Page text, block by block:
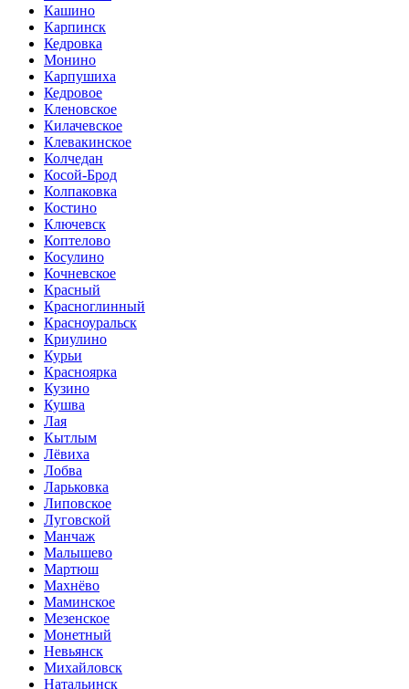
Кашино
Карпинск
Кедровка
Монино
Карпушиха
Кедровое
Кленовское
Килачевское
Клевакинское
Колчедан
Косой-Брод
Колпаковка
Костино
Ключевск
Коптелово
Косулино
Кочневское
Красный
Красноглинный
Красноуральск
Криулино
Курьи
Красноярка
Кузино
Кушва
Лая
Кытлым
Лёвиха
Лобва
Ларьковка
Липовское
Луговской
Манчаж
Малышево
Мартюш
Махнёво
Маминское
Мезенское
Монетный
Невьянск
Михайловск
Натальинск